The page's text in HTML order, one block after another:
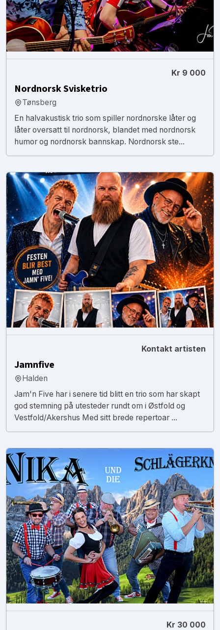
Kr 9 000
Nordnorsk Svisketrio
Tønsberg
En halvakustisk trio som spiller nordnorske låter og
låter oversatt til nordnorsk, blandet med nordnorsk
humor og nordnorsk bannskap. Nordnorsk ste...
Kontakt artisten
Jamnfive
Halden
Jam'n Five har i senere tid blitt en trio som har skapt
god stemning på utesteder rundt om i Østfold og
Vestfold/Akershus Med sitt brede repertoar ...
Kr 30 000